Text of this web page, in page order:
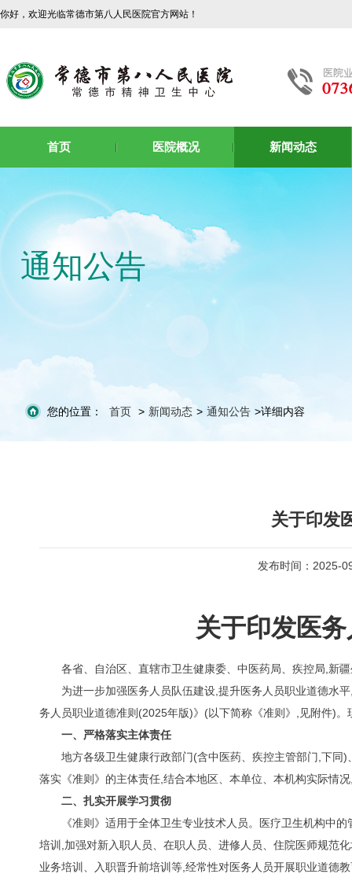
你好，欢迎光临常德市第八人民医院官方网站！
首页 医院概况 新闻动态
通知公告
您的位置： 首页 > 新闻动态 > 通知公告 >详细内容
关于印发
发布时间：2025-
关于印发医
各省、自治区、直辖市卫生健康委、中医药局、疾控局,新
为进一步加强医务人员队伍建设,提升医务人员职业道德水
务人员职业道德准则(2025年版)》(以下简称《准则》,见附件)
一、严格落实主体责任
地方各级卫生健康行政部门(含中医药、疾控主管部门,下
落实《准则》的主体责任,结合本地区、本单位、本机构实际情
二、扎实开展学习贯彻
《准则》适用于全体卫生专业技术人员。医疗卫生机构中
培训,加强对新入职人员、在职人员、进修人员、住院医师规范
业务培训、入职晋升前培训等,经常性对医务人员开展职业道德